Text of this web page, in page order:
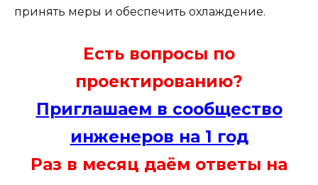
принять меры и обеспечить охлаждение.
Есть вопросы по
проектированию?
Приглашаем в сообщество
инженеров на 1 год
Раз в месяц даём ответы на